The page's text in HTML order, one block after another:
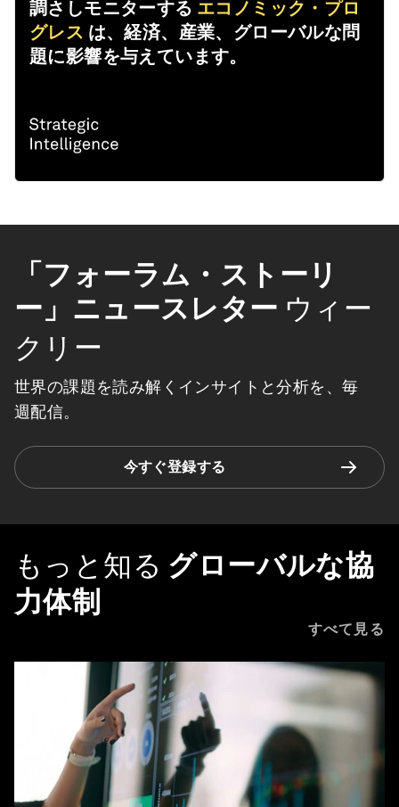
調さしモニターする エコノミック・プロ
グレス は、経済、産業、グローバルな問
題に影響を与えています。
「フォーラム・ストーリ
ー」ニュースレター ウィー
クリー
世界の課題を読み解くインサイトと分析を、毎
週配信。
今すぐ登録する
もっと知る グローバルな協
力体制
すべて見る